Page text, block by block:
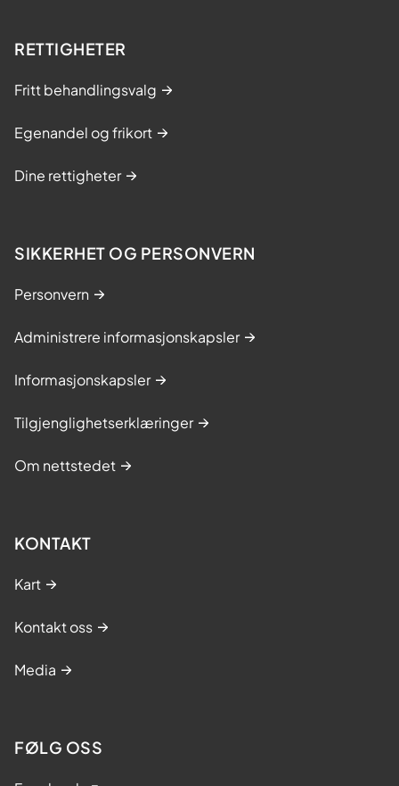
RETTIGHETER
Fritt behandlingsvalg
Egenandel og frikort
Dine rettigheter
SIKKERHET OG PERSONVERN
Personvern
Administrere informasjonskapsler
Informasjonskapsler
Tilgjenglighetserklæringer
Om nettstedet
KONTAKT
Kart
Kontakt oss
Media
FØLG OSS